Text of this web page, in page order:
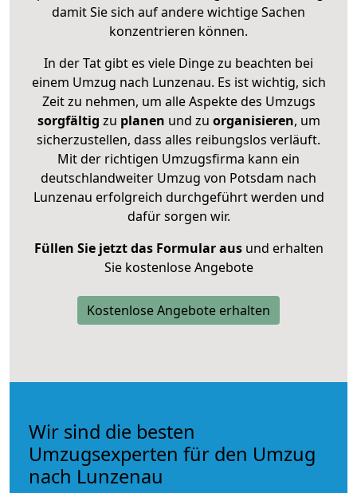
damit Sie sich auf andere wichtige Sachen
konzentrieren können.
In der Tat gibt es viele Dinge zu beachten bei
einem Umzug nach Lunzenau. Es ist wichtig, sich
Zeit zu nehmen, um alle Aspekte des Umzugs
sorgfältig zu planen und zu organisieren, um
sicherzustellen, dass alles reibungslos verläuft.
Mit der richtigen Umzugsfirma kann ein
deutschlandweiter Umzug von Potsdam nach
Lunzenau erfolgreich durchgeführt werden und
dafür sorgen wir.
Füllen Sie jetzt das Formular ausund erhalten
Sie kostenlose Angebote
Kostenlose Angebote erhalten
Wir sind die besten
Umzugsexperten für den Umzug
nach Lunzenau